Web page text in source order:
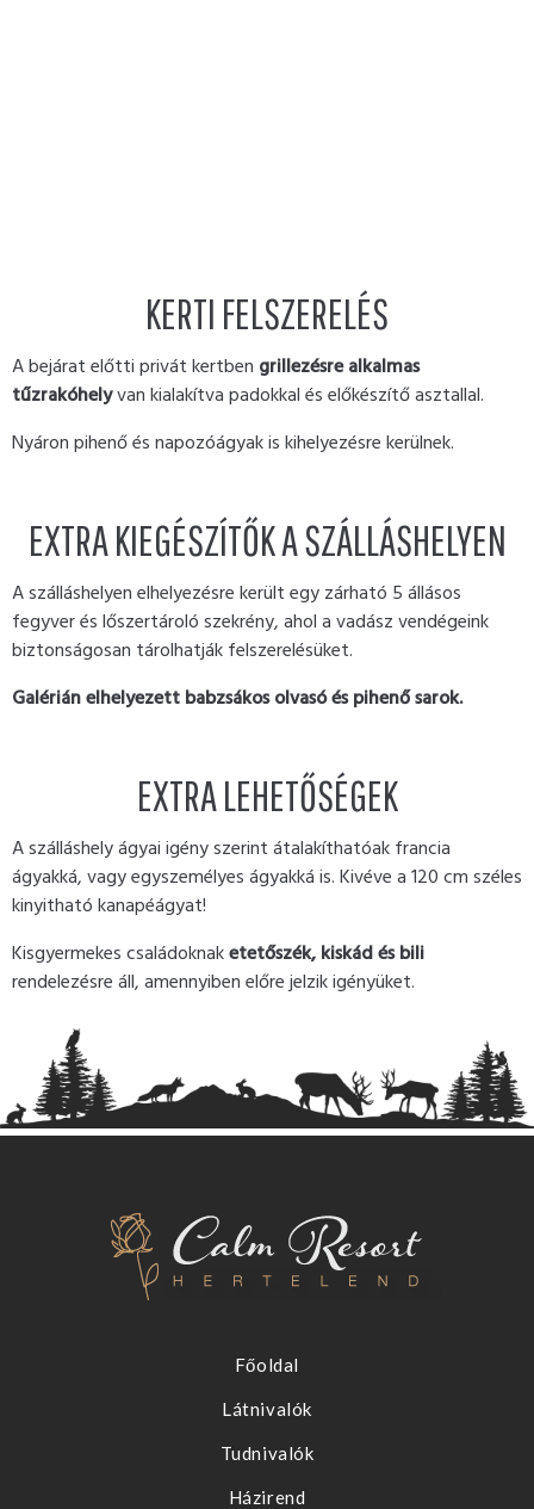
KERTI FELSZERELÉS
A bejárat előtti privát kertben grillezésre alkalmas
tűzrakóhelyvan kialakítva padokkal és előkészítő asztallal.
Nyáron pihenő és napozóágyak is kihelyezésre kerülnek.
EXTRA KIEGÉSZÍTŐK A SZÁLLÁSHELYEN
A szálláshelyen elhelyezésre került egy zárható 5 állásos
fegyver és lőszertároló szekrény, ahol a vadász vendégeink
biztonságosan tárolhatják felszerelésüket.
Galérián elhelyezett babzsákos olvasó és pihenő sarok.
EXTRA LEHETŐSÉGEK
A szálláshely ágyai igény szerint átalakíthatóak francia
ágyakká, vagy egyszemélyes ágyakká is. Kivéve a 120 cm széles
kinyitható kanapéágyat!
Kisgyermekes családoknaketetőszék, kiskád és bili
rendelezésre áll, amennyiben előre jelzik igényüket.
Főoldal
Látnivalók
Tudnivalók
Házirend